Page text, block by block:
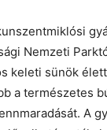
Nemzeti
keleti sünök
a természetes
A